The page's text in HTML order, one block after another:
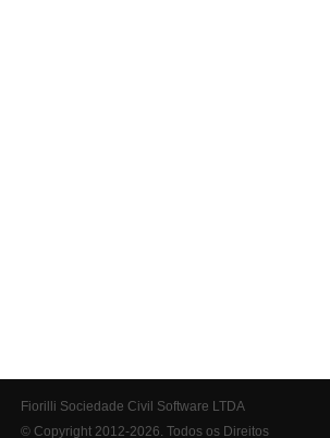
Fiorilli Sociedade Civil Software LTDA
© Copyright 2012-2026. Todos os Direitos